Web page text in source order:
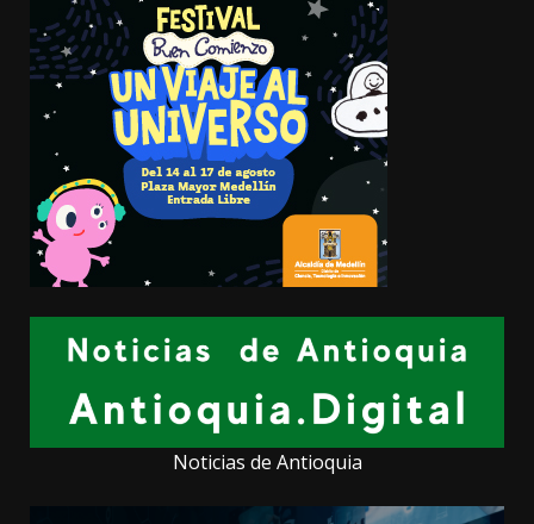
Noticias de Antioquia